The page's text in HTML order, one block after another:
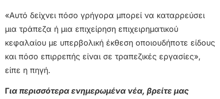
«Αυτό δείχνει πόσο γρήγορα μπορεί να καταρρεύσει
μια τράπεζα ή μια επιχείρηση επιχειρηματικού
κεφαλαίου με υπερβολική έκθεση οποιουδήποτε είδους
και πόσο επιρρεπής είναι σε τραπεζικές εργασίες»,
είπε η πηγή.
Για περισσότερα ενημερωμένα νέα, βρείτε μας